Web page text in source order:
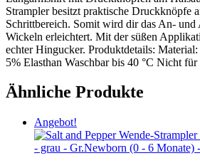
Strampler besitzt praktische Druckknöpfe
Schrittbereich. Somit wird dir das An- und
Wickeln erleichtert. Mit der süßen
echter Hingucker. Produktdetails:
5% Elasthan Waschbar bis 40 °C Nicht
Ähnliche Produkte
Angebot!